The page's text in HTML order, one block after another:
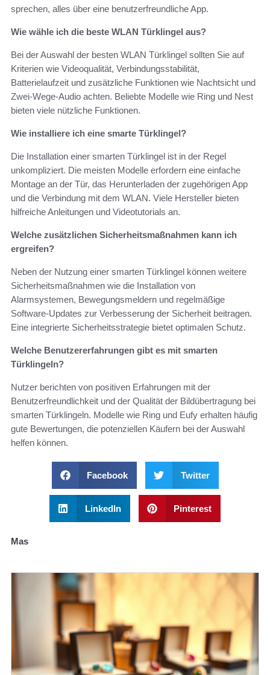
sprechen, alles über eine benutzerfreundliche App.
Wie wähle ich die beste WLAN Türklingel aus?
Bei der Auswahl der besten WLAN Türklingel sollten Sie auf
Kriterien wie Videoqualität, Verbindungsstabilität,
Batterielaufzeit und zusätzliche Funktionen wie Nachtsicht und
Zwei-Wege-Audio achten. Beliebte Modelle wie Ring und Nest
bieten viele nützliche Funktionen.
Wie installiere ich eine smarte Türklingel?
Die Installation einer smarten Türklingel ist in der Regel
unkompliziert. Die meisten Modelle erfordern eine einfache
Montage an der Tür, das Herunterladen der zugehörigen App
und die Verbindung mit dem WLAN. Viele Hersteller bieten
hilfreiche Anleitungen und Videotutorials an.
Welche zusätzlichen Sicherheitsmaßnahmen kann ich
ergreifen?
Neben der Nutzung einer smarten Türklingel können weitere
Sicherheitsmaßnahmen wie die Installation von
Alarmsystemen, Bewegungsmeldern und regelmäßige
Software-Updates zur Verbesserung der Sicherheit beitragen.
Eine integrierte Sicherheitsstrategie bietet optimalen Schutz.
Welche Benutzererfahrungen gibt es mit smarten
Türklingeln?
Nutzer berichten von positiven Erfahrungen mit der
Benutzerfreundlichkeit und der Qualität der Bildübertragung bei
smarten Türklingeln. Modelle wie Ring und Eufy erhalten häufig
gute Bewertungen, die potenziellen Käufern bei der Auswahl
helfen können.
Facebook Twitter
LinkedIn Pinterest
Mas